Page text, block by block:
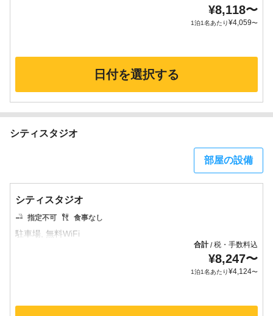
¥8,118〜
1泊1名あたり¥4,059〜
日付を選択する
シティスタジオ
部屋の設備
シティスタジオ
指定不可 食事なし
合計/税・手数料込
¥8,247〜
1泊1名あたり¥4,124〜